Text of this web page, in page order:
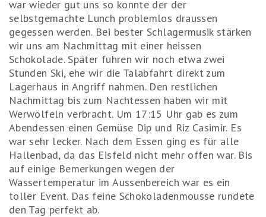
war wieder gut uns so konnte der der
selbstgemachte Lunch problemlos draussen
gegessen werden. Bei bester Schlagermusik stärken
wir uns am Nachmittag mit einer heissen
Schokolade. Später fuhren wir noch etwa zwei
Stunden Ski, ehe wir die Talabfahrt direkt zum
Lagerhaus in Angriff nahmen. Den restlichen
Nachmittag bis zum Nachtessen haben wir mit
Werwölfeln verbracht. Um 17:15 Uhr gab es zum
Abendessen einen Gemüse Dip und Riz Casimir. Es
war sehr lecker. Nach dem Essen ging es für alle
Hallenbad, da das Eisfeld nicht mehr offen war. Bis
auf einige Bemerkungen wegen der
Wassertemperatur im Aussenbereich war es ein
toller Event. Das feine Schokoladenmousse rundete
den Tag perfekt ab.